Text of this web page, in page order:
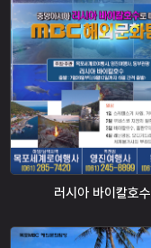
러시아 바이칼호수